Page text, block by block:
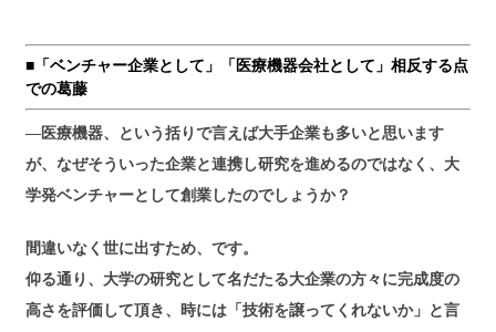
■「ベンチャー企業として」「医療機器会社として」相反する点
での葛藤
―医療機器、という括りで言えば大手企業も多いと思います
が、なぜそういった企業と連携し研究を進めるのではなく、大
学発ベンチャーとして創業したのでしょうか？
間違いなく世に出すため、です。
仰る通り、大学の研究として名だたる大企業の方々に完成度の
高さを評価して頂き、時には「技術を譲ってくれないか」と言